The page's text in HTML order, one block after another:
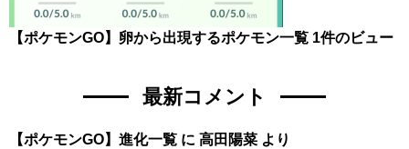
【ポケモンGO】卵から出現するポケモン一覧 1件のビュー
最新コメント
【ポケモンGO】進化一覧 に 高田陽菜 より